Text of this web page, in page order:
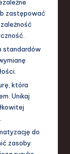
zastępować
standardów
która
Unikaj
do
zasoby